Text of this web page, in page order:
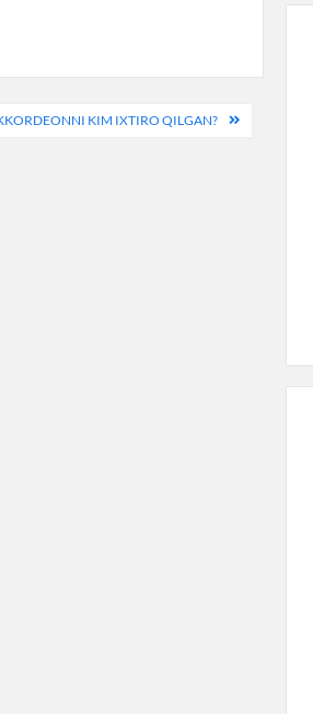
KIM IXTIRO QILGAN?